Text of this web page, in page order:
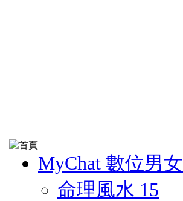
MyChat 數位男女
命理風水 15